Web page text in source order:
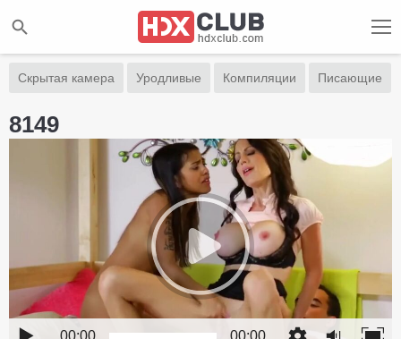
Скрытая камера Уродливые Компиляции Писающие
8149